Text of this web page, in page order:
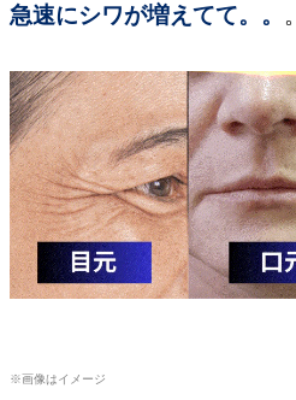
急速にシワが増えてて。。 。
※画像はイメージ